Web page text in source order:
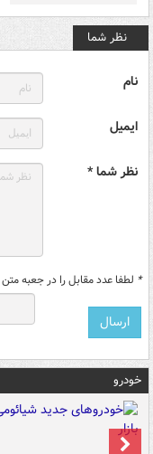
نظر شما
نام
ایمیل
نظر شما *
* لطفا عدد مقابل را در جعبه متن
خودرو